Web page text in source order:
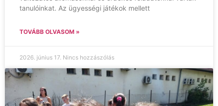
tanulóinkat. Az ügyességi játékok mellett
TOVÁBB OLVASOM »
2026. június 17. Nincs hozzászólás